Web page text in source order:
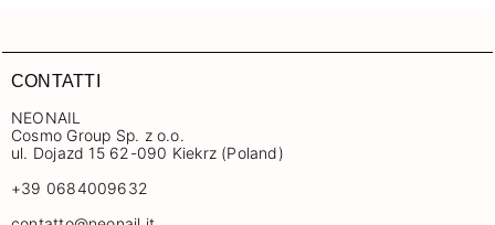
CONTATTI
NEONAIL
Cosmo Group Sp. z o.o.
ul. Dojazd 15 62-090 Kiekrz (Poland)
+39 0684009632